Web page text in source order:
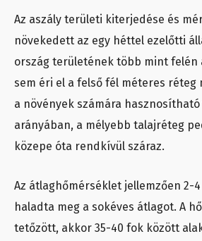
Az aszály területi kiterjedése és
növekedett az egy héttel ezelőtti
ország területének több mint felén
sem éri el a felső fél méteres réteg
a növények számára
arányában, a mélyebb talajréteg
közepe óta rendkívül száraz.
Az átlaghőmérséklet jellemzően 2-
haladta meg a sokéves átlagot. A
tetőzött, akkor 35-40 fok között